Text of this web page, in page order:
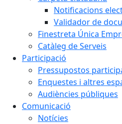
Notificacions
Validador de
Finestreta Única
Catàleg de Serveis
Participació
Pressupostos
Enquestes i altres
Audiències públiques
Comunicació
Notícies